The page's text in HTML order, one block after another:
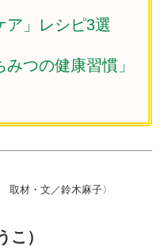
ア」レシピ3選
つの健康習慣」
材・文／鈴木麻子〉
こ）